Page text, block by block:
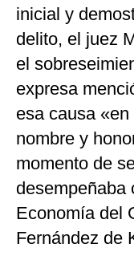
inicial y
delito, el juez
el
expresa
esa causa
nombre y
momento de
desempeñaba
Economía del
Fernández de